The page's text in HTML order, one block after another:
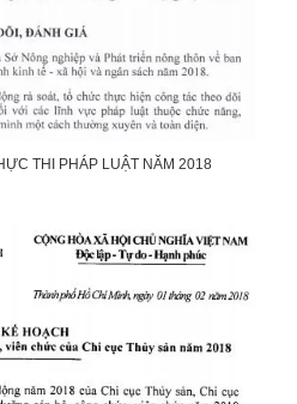
THI PHÁP LUẬT NĂM 2018